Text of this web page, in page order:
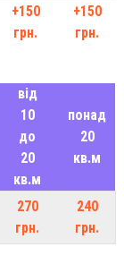
+150
грн.
+150
грн.
від
10
до
20
кв.м
понад
20
кв.м
270
грн.
240
грн.